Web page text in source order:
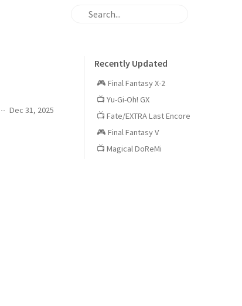
Dec 31, 2025
Recently Updated
🎮 Final Fantasy X-2
📺 Yu-Gi-Oh! GX
📺 Fate/EXTRA Last Encore
🎮 Final Fantasy V
📺 Magical DoReMi